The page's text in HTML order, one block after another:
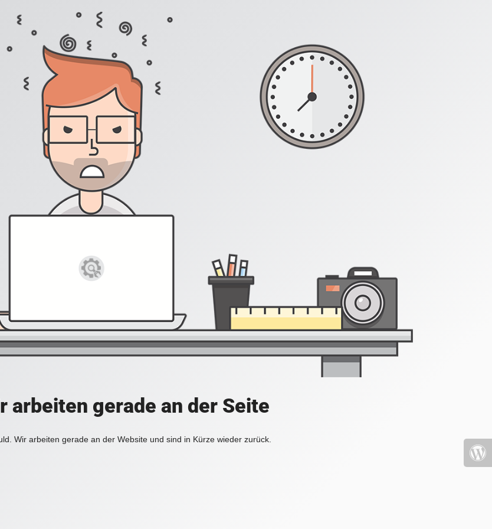
arbeiten gerade an der Seite
Wir arbeiten gerade an der Website und sind in Kürze wieder zurück.